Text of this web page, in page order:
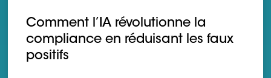
Comment l’IA révolutionne la
compliance en réduisant les faux
positifs